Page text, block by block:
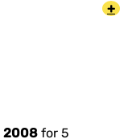
+
2008 for 5